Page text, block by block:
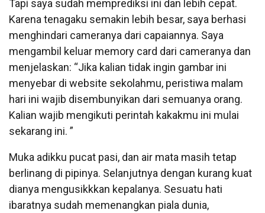
Tapi saya sudah memprediksi ini dan lebih cepat.
Karena tenagaku semakin lebih besar, saya berhasi
menghindari cameranya dari capaiannya. Saya
mengambil keluar memory card dari cameranya dan
menjelaskan: “Jika kalian tidak ingin gambar ini
menyebar di website sekolahmu, peristiwa malam
hari ini wajib disembunyikan dari semuanya orang.
Kalian wajib mengikuti perintah kakakmu ini mulai
sekarang ini. ”
Muka adikku pucat pasi, dan air mata masih tetap
berlinang di pipinya. Selanjutnya dengan kurang kuat
dianya mengusikkkan kepalanya. Sesuatu hati
ibaratnya sudah memenangkan piala dunia,